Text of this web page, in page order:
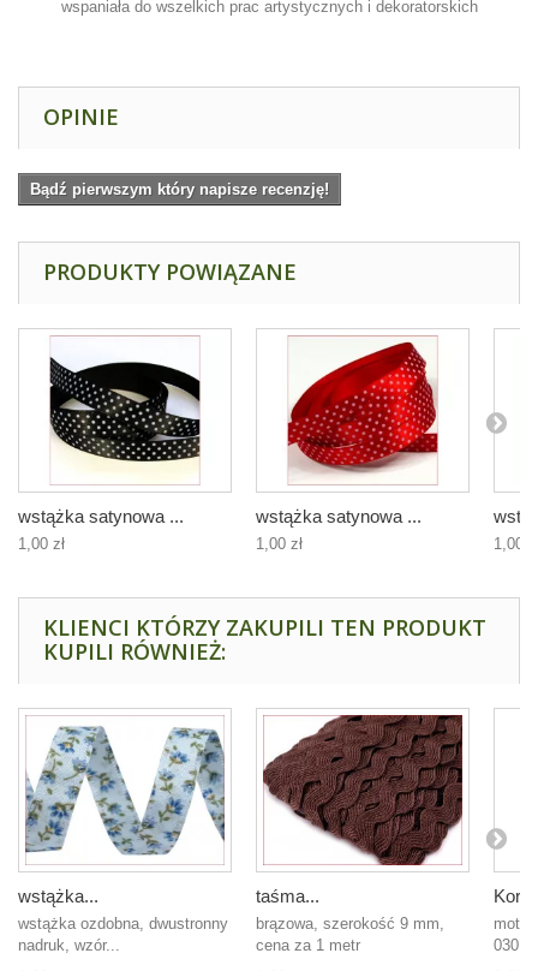
wspaniała do wszelkich prac artystycznych i dekoratorskich
OPINIE
Bądź pierwszym który napisze recenzję!
PRODUKTY POWIĄZANE
wstążka satynowa ...
1,00 zł
wstążka satynowa ...
1,00 zł 1,00
KLIENCI KTÓRZY ZAKUPILI TEN PRODUKT
KUPILI RÓWNIEŻ:
wstążka...
wstążka ozdobna, dwustronny
nadruk, wzór...
taśma...
brązowa, szerokość 9 mm,
cena za 1 metr
0301